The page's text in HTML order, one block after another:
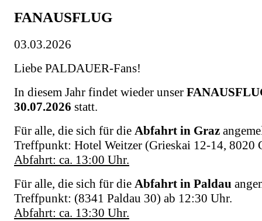
FANAUSFLUG
03.03.2026
Liebe PALDAUER-Fans!
In diesem Jahr findet wieder unser
30.07.2026 statt.
Für alle, die sich für die Abfahrt in Graz
Treffpunkt: Hotel Weitzer (Grieskai 12-14, 8020
Abfahrt: ca. 13:00 Uhr.
Für alle, die sich für die Abfahrt in Paldau
Treffpunkt: (8341 Paldau 30) ab 12:30 Uhr.
Abfahrt: ca. 13:30 Uhr.